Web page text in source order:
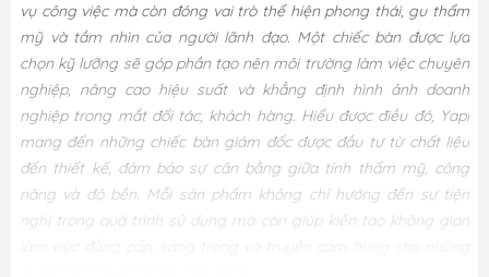
vụ công việc mà còn đóng vai trò thể hiện phong thái, gu thẩm
mỹ và tầm nhìn của người lãnh đạo. Một chiếc bàn được lựa
chọn kỹ lưỡng sẽ góp phần tạo nên môi trường làm việc chuyên
nghiệp, nâng cao hiệu suất và khẳng định hình ảnh doanh
nghiệp trong mắt đối tác, khách hàng. Hiểu được điều đó, Yapi
mang đến những chiếc bàn giám đốc được đầu tư từ chất liệu
đến thiết kế, đảm bảo sự cân bằng giữa tính thẩm mỹ, công
năng và độ bền. Mỗi sản phẩm không chỉ hướng đến sự tiện
nghi trong quá trình sử dụng mà còn giúp kiến tạo không gian